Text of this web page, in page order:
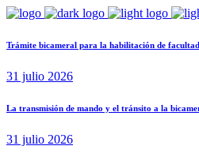
Trámite bicameral para la habilitación de
31 julio 2026
La transmisión de mando y el tránsito a la
31 julio 2026